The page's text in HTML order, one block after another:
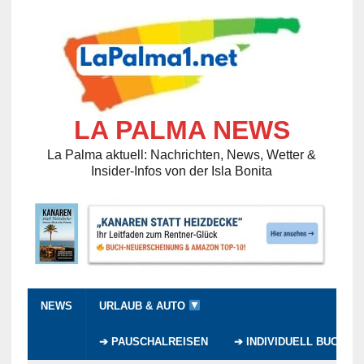
LA PALMA NEWS
La Palma aktuell: Nachrichten, News, Wetter &
Insider-Infos von der Isla Bonita
NEWS URLAUB & AUTO
➔ PAUSCHALREISEN ➔ INDIVIDUELL BUCHEN